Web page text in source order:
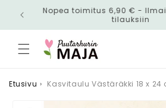
siirry
Nopea toimitus 6,90 € -
tilauksiin
Etusivu › Kasvitaulu Västäräkki 18 x 24